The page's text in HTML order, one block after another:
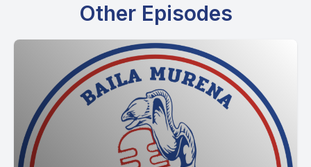
Other Episodes